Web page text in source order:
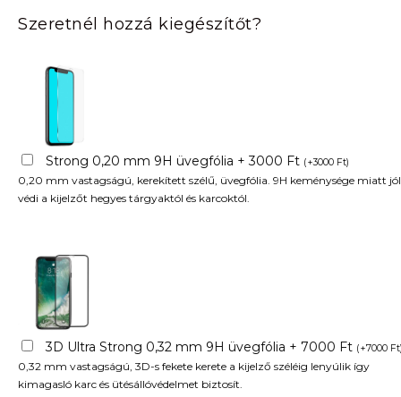
was:
5990 Ft.
is:
4490 Ft.
Szeretnél hozzá kiegészítőt?
Strong 0,20 mm 9H üvegfólia + 3000 Ft (+3000 Ft)
0,20 mm vastagságú, kerekített szélű, üvegfólia. 9H keménysége miatt jól
védi a kijelzőt hegyes tárgyaktól és karcoktól.
3D Ultra Strong 0,32 mm 9H üvegfólia + 7000 Ft (+7000 Ft
0,32 mm vastagságú, 3D-s fekete kerete a kijelző széléig lenyúlik így
kimagasló karc és ütésállóvédelmet biztosít.